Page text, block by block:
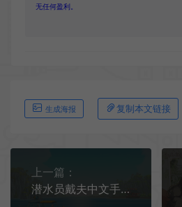
无任何盈利。
生成海报 复制本文链接
上一篇：
潜水员戴夫中文手机版[Android][v1.0]